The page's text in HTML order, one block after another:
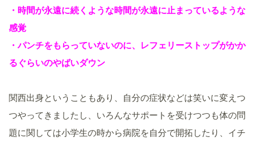
・時間が永遠に続くような時間が永遠に止まっているような
感覚
・パンチをもらっていないのに、レフェリーストップがかか
るぐらいのやばいダウン
関西出身ということもあり、自分の症状などは笑いに変えつ
つやってきましたし、いろんなサポートを受けつつも体の問
題に関しては小学生の時から病院を自分で開拓したり、イチ